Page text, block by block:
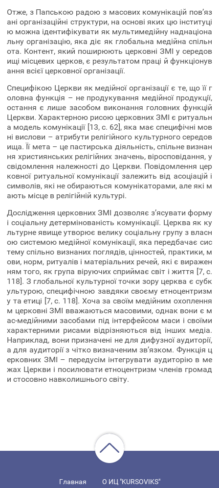
Отже, з Папською радою з масових комунікацій пов’яз
ані організаційні структури, на основі яких цю інституці
ю можна ідентифікувати як мультимедійну наднаціона
льну організацію, яка діє як глобальна медійна спільн
ота. Контент, який поширюють церковні ЗМІ у середов
ищі місцевих церков, є результатом праці й функціонув
ання всієї церковної організації.
Специфікою Церкви як медійної організації є те, що її г
оловна функція – не продукування медійної продукції,
остання є лише засобом виконання головних функцій
Церкви. Характерною рисою церковних ЗМІ є ритуальн
а модель комунікації [13, с. 62], яка має специфічні мов
ні вислови – атрибути релігійного культурного середов
ища. Її мета – це пастирська діяльність, спільне визнан
ня християнських релігійних значень, віросповідання, у
свідомлення належності до Церкви. Повідомлення цер
ковної ритуальної комунікації залежить від асоціацій і
символів, які не обираються комунікаторами, але які м
ають місце в релігійній культурі.
Дослідження церковних ЗМІ дозволяє з’ясувати форму
і соціальну детермінованість комунікації. Церква як ку
льтурне явище утворює велику соціальну групу з власн
ою системою медійної комунікації, яка передбачає сис
тему спільно визнаних поглядів, цінностей, практики, м
ови, норм, ритуалів і матеріальних речей, які є виражен
ням того, як група віруючих сприймає світ і життя [7, с.
118]. З глобальної культурної точки зору церква є субк
ультурою, специфічною завдяки своєму етноцентризм
у та етиці [7, с. 118]. Хоча за своїм медійним охоплення
м церковні ЗМІ вважаються масовими, однак вони є м
ас-медійними засобами під інтерфейсом маси і своїми
характерними рисами відрізняються від інших медіа.
Наприклад, вони призначені не для дифузної аудиторії,
а для аудиторії з чітко визначеним зв’язком. Функція ц
ерковних ЗМІ – передусім інтегрувати аудиторію в ме
жах Церкви і посилювати етноцентризм членів громад
и стосовно навколишнього світу.
Главная О ИЦ "KURSOVIKS"